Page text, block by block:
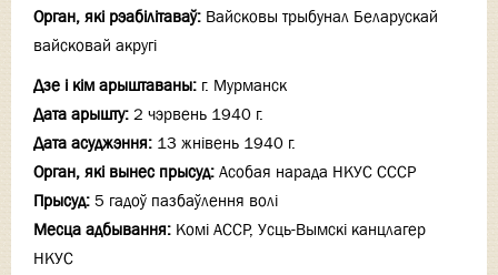
Орган, які рэабілітаваў: Вайсковы трыбунал Беларускай
вайсковай акругі
Дзе і кім арыштаваны: г. Мурманск
Дата арышту: 2 чэрвень 1940 г.
Дата асуджэння: 13 жнiвень 1940 г.
Орган, які вынес прысуд: Асобая нарада НКУС СССР
Прысуд: 5 гадоў пазбаўлення волі
Месца адбывання: Комі АССР, Усць-Вымскі канцлагер
НКУС